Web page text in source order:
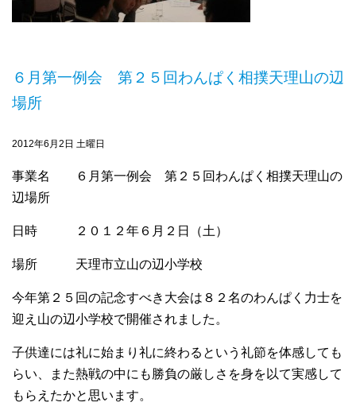
６月第一例会 第２５回わんぱく相撲天理山の辺
場所
2012年6月2日 土曜日
事業名 ６月第一例会 第２５回わんぱく相撲天理山の
辺場所
日時 ２０１２年６月２日（土）
場所 天理市立山の辺小学校
今年第２５回の記念すべき大会は８２名のわんぱく力士を
迎え山の辺小学校で開催されました。
子供達には礼に始まり礼に終わるという礼節を体感しても
らい、また熱戦の中にも勝負の厳しさを身を以て実感して
もらえたかと思います。